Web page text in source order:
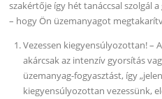
szakértője így hét tanáccsal szolgál
– hogy Ön üzemanyagot
Vezessen kiegyensúlyozottan! –
akárcsak az intenzív gyorsítás
üzemanyag-fogyasztást, így
kiegyensúlyozottan vezessünk,